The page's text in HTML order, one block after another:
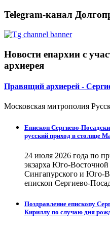
Telegram-канал
Новости епархии с
архиерея
Правящий архиерей -
Московская митрополия
Епископ Сергиево-
русский приход в столице
24 июля 2026 года по
экзарха Юго-
Сингапурского и Юго-
епископ Сергиево-
Поздравление епископу
Кириллу по случаю дня